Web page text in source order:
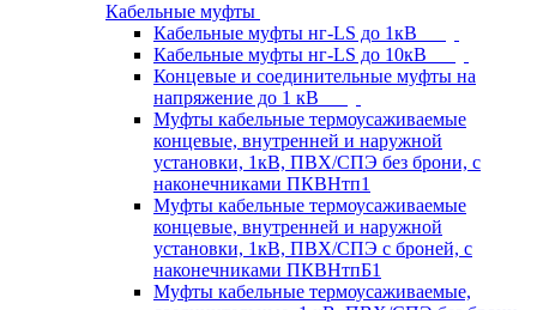
Кабельные муфты
Кабельные муфты нг-LS до 1кВ
Кабельные муфты нг-LS до 10кВ
Концевые и соединительные муфты на
напряжение до 1 кВ
Муфты кабельные термоусаживаемые
концевые, внутренней и наружной
установки, 1кВ, ПВХ/СПЭ без брони, с
наконечниками ПКВНтп1
Муфты кабельные термоусаживаемые
концевые, внутренней и наружной
установки, 1кВ, ПВХ/СПЭ с броней, с
наконечниками ПКВНтпБ1
Муфты кабельные термоусаживаемые,